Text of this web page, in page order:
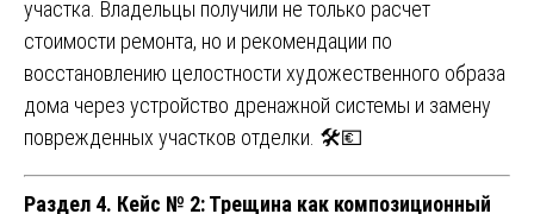
участка. Владельцы получили не только расчет
стоимости ремонта, но и рекомендации по
восстановлению целостности художественного образа
дома через устройство дренажной системы и замену
поврежденных участков отделки. 🛠️💶
Раздел 4. Кейс № 2: Трещина как композиционный